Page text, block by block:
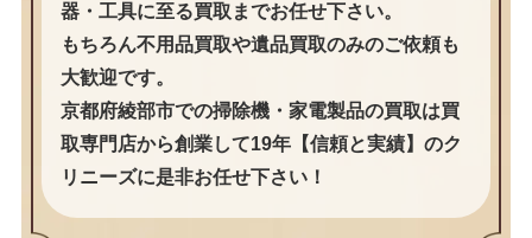
器・工具に至る買取までお任せ下さい。
もちろん不用品買取や遺品買取のみのご依頼も
大歓迎です。
京都府綾部市での掃除機・家電製品の買取は買
取専門店から創業して19年【信頼と実績】のク
リニーズに是非お任せ下さい！